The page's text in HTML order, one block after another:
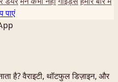
पाएं
है? वैराइटी, थॉटफुल डिज़ाइन, और